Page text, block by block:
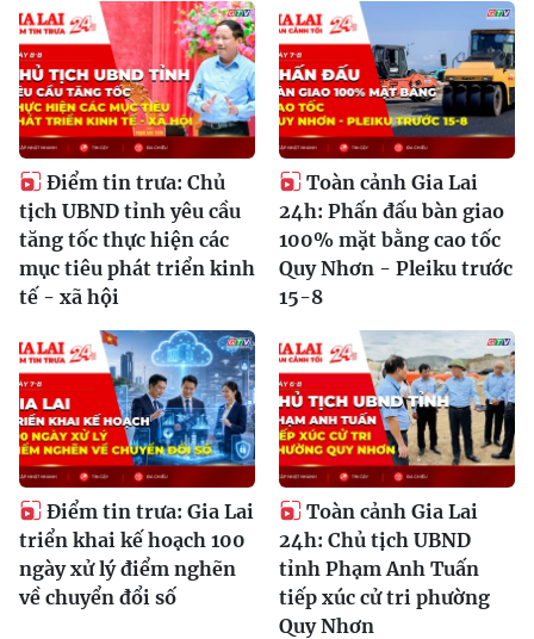
Điểm tin trưa: Chủ
tịch UBND tỉnh yêu cầu
tăng tốc thực hiện các
mục tiêu phát triển kinh
tế - xã hội
Toàn cảnh Gia Lai
24h: Phấn đấu bàn giao
100% mặt bằng cao tốc
Quy Nhơn - Pleiku trước
15-8
Điểm tin trưa: Gia Lai
triển khai kế hoạch 100
ngày xử lý điểm nghẽn
về chuyển đổi số
Toàn cảnh Gia Lai
24h: Chủ tịch UBND
tỉnh Phạm Anh Tuấn
tiếp xúc cử tri phường
Quy Nhơn